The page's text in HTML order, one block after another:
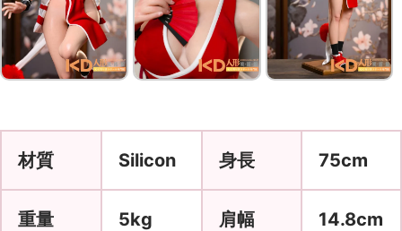
材質 Silicon 身長 75cm
重量 5kg 肩幅 14.8cm